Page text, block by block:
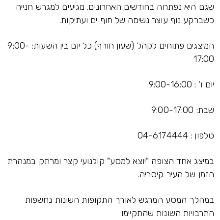
שגם היא נפתחה בחודשים האחרונים. מגיעים למגרש חנייה
כשברקע נוף עוצר נשימה של חוף ים ועתיקות.
המיצגים פתוחים לקהל (שעון חורף) כל יום בין השעות: 9:00-
17:00
יום ו' : 9:00-16:00
שבת: 9:00-17:00
טלפון : 04-6174444
במיצג אחד הצופה "יוצא למסע" קולנועי קצר ומרתק במנהרת
הזמן של העיר קיסריה.
במהלך המסע המרגש לאורך התקופות השונות נחשפות
התרבויות השונות שהתקיימו